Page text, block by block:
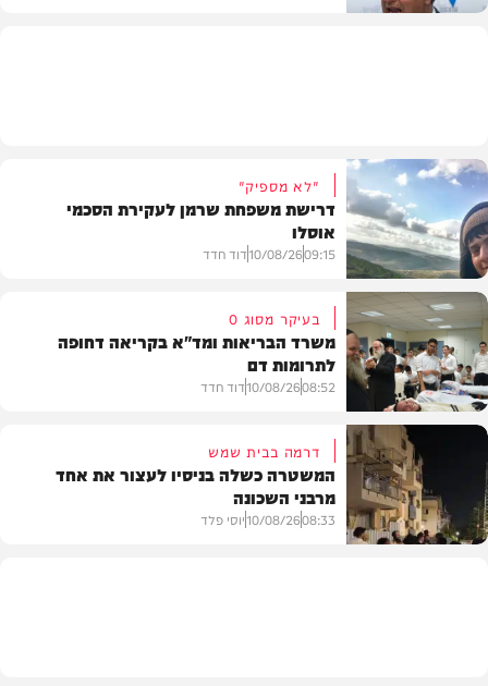
חדשות
"לא מספיק"
דרישת משפחת שרמן לעקירת הסכמי
אוסלו
09:15
10/08/26דוד חדד
חדשות
בעיקר מסוג O
משרד הבריאות ומד"א בקריאה דחופה
לתרומות דם
08:52
10/08/26דוד חדד
דרמה בבית שמש
המשטרה כשלה בניסיו לעצור את אחד
מרבני השכונה
08:33
10/08/26יוסי פלד